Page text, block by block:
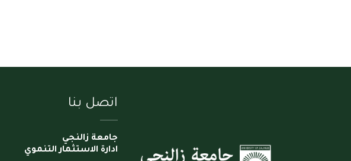
اتصل بنا
جامعة زالنجي
ادارة الاستثمار التنموي